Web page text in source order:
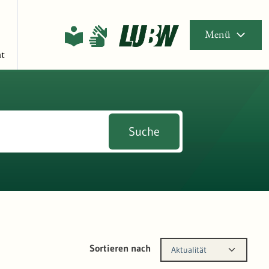
Menü
Suche
Sortieren nach Aktualität